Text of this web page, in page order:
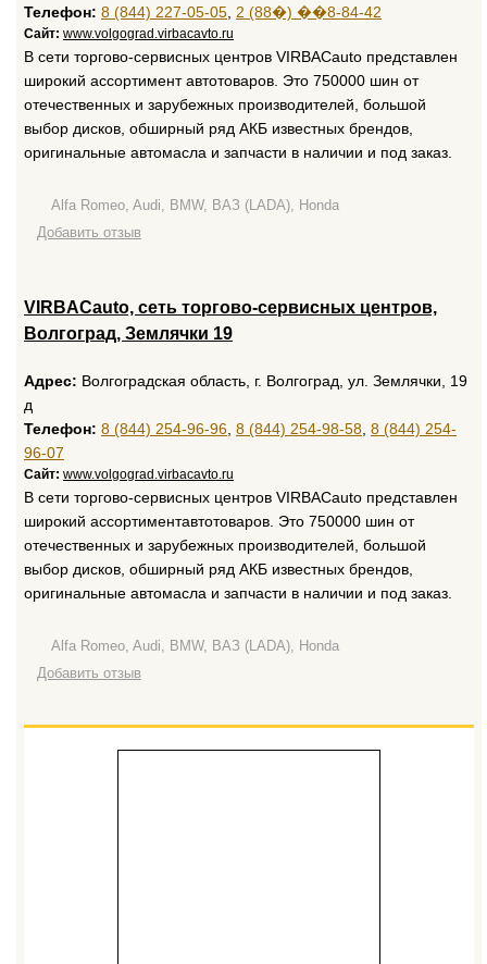
Телефон: 8 (844) 227-05-05 2 (88�) ��8-84-42
Сайт: www.volgograd.virbacavto.ru
В сети торгово-сервисных центров VIRBAСauto представлен
широкий ассортимент автотоваров. Это 750000 шин от
отечественных и зарубежных производителей, большой
выбор дисков, обширный ряд АКБ известных брендов,
оригинальные автомасла и запчасти в наличии и под заказ.
Alfa Romeo, Audi, BMW, ВАЗ (LADA), Honda
Добавить отзыв
VIRBACauto, сеть торгово-сервисных центров,
Волгоград, Землячки 19
Адрес: Волгоградская область, г. Волгоград, ул. Землячки, 19
д
Телефон: 8 (844) 254-96-96 8 (844) 254-98-58 8 (844) 254-
96-07
Сайт: www.volgograd.virbacavto.ru
В сети торгово-сервисных центров VIRBAСauto представлен
широкий ассортиментавтотоваров. Это 750000 шин от
отечественных и зарубежных производителей, большой
выбор дисков, обширный ряд АКБ известных брендов,
оригинальные автомасла и запчасти в наличии и под заказ.
Alfa Romeo, Audi, BMW, ВАЗ (LADA), Honda
Добавить отзыв